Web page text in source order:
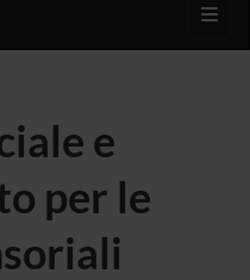
e
per le